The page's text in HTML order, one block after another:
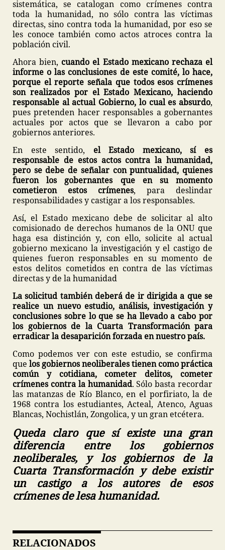
sistemática, se catalogan como crímenes contra
toda la humanidad, no sólo contra las víctimas
directas, sino contra toda la humanidad, por eso se
les conoce también como actos atroces contra la
población civil.
Ahora bien, cuando el Estado mexicano rechaza el
informe o las conclusiones de este comité, lo hace,
porque el reporte señala que todos esos crímenes
son realizados por el Estado Mexicano, haciendo
responsable al actual Gobierno, lo cual es absurdo,
pues pretenden hacer responsables a gobernantes
actuales por actos que se llevaron a cabo por
gobiernos anteriores.
En este sentido, el Estado mexicano, sí es
responsable de estos actos contra la humanidad,
pero se debe de señalar con puntualidad, quienes
fueron los gobernantes que en su momento
cometieron estos crímenes, para deslindar
responsabilidades y castigar a los responsables.
Así, el Estado mexicano debe de solicitar al alto
comisionado de derechos humanos de la ONU que
haga esa distinción y, con ello, solicite al actual
gobierno mexicano la investigación y el castigo de
quienes fueron responsables en su momento de
estos delitos cometidos en contra de las víctimas
directas y de la humanidad
La solicitud también deberá de ir dirigida a que se
realice un nuevo estudio, análisis, investigación y
conclusiones sobre lo que se ha llevado a cabo por
los gobiernos de la Cuarta Transformación para
erradicar la desaparición forzada en nuestro país.
Como podemos ver con este estudio, se confirma
que los gobiernos neoliberales tienen como práctica
común y cotidiana, cometer delitos, cometer
crímenes contra la humanidad. Sólo basta recordar
las matanzas de Río Blanco, en el porfiriato, la de
1968 contra los estudiantes, Acteal, Atenco, Aguas
Blancas, Nochistlán, Zongolica, y un gran etcétera.
Queda claro que sí existe una gran
diferencia entre los gobiernos
neoliberales, y los gobiernos de la
Cuarta Transformación y debe existir
un castigo a los autores de esos
crímenes de lesa humanidad.
RELACIONADOS